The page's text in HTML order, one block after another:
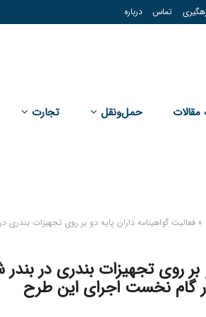
تماس درباره
حمل‌و‌نقل تجارت
»فعالیت گواهینامه داران پایه دو بر روی تجهیزات
بر روی تجهیزات بندری در